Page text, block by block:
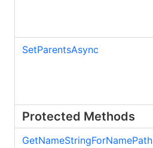
SetParentsAsync
Protected Methods
GetNameStringForNamePath